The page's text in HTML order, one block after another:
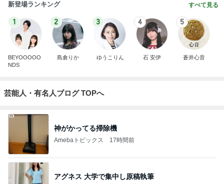
新登場ランキング すべて見る
1
BEYOOOOO
NDS
2
島倉りか
3
ゆうこりん
4
石 安伊
5
蒼井心音
芸能人・有名人ブログ TOPへ
神がかってる掃除機
Amebaトピックス 17時間前
アグネス 大学で集中し原稿執筆